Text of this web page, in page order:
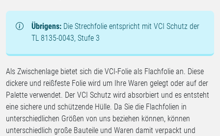
Übrigens: Die Strechfolie entspricht mit VCI Schutz der
TL 8135-0043, Stufe 3
Als Zwischenlage bietet sich die VCI-Folie als Flachfolie an. Diese
dickere und reißfeste Folie wird um Ihre Waren gelegt oder auf der
Palette verwendet. Der VCI Schutz wird absorbiert und es entsteht
eine sichere und schützende Hülle. Da Sie die Flachfolien in
unterschiedlichen Größen von uns beziehen können, können
unterschiedlich große Bauteile und Waren damit verpackt und